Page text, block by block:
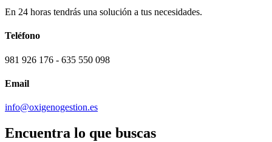
En 24 horas tendrás una solución a tus necesidades.
Teléfono
981 926 176 - 635 550 098
Email
info@oxigenogestion.es
Encuentra lo que buscas